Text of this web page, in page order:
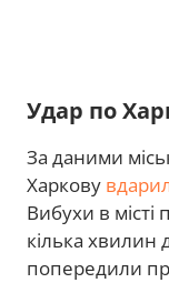
Удар по
За даними
Харкову
Вибухи в
кілька хвилин
попередили